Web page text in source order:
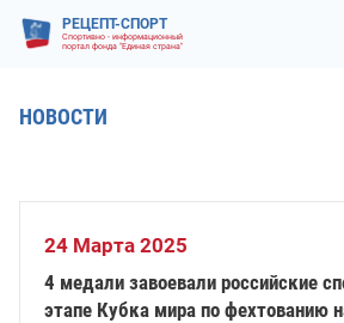
РЕЦЕПТ-СПОРТ
Спортивно - информационный
портал фонда "Единая страна"
НОВОСТИ
24 Марта 2025
4 медали завоевали российские
этапе Кубка мира по фехтованию